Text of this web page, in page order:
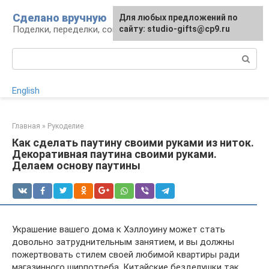
контенту
Сделано вручную
Поделки, переделки, советы мастерам
English
Главная » Рукоделие
Как сделать паутину своими руками из ниток.
Декоративная паутина своими руками.
Делаем основу паутины
Украшение вашего дома к Хэллоуину может стать
довольно затруднительным занятием, и вы должны
пожертвовать стилем своей любимой квартиры ради
Для любых предложений по
сайту: studio-gifts@cp9.ru